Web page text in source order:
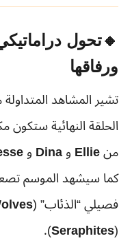
ورفاقها
تشير المشاهد
الحلقة النهائية
منEllieوDinaو
كما سيشهد الموسم
فصيلي “الذئاب” (
(
Seraphites
).